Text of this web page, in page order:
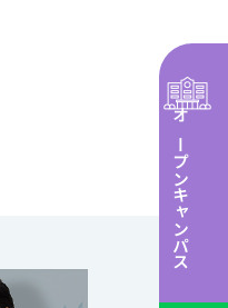
オープンキャンパス